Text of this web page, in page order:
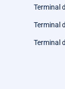
Terminal
Terminal
Terminal